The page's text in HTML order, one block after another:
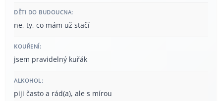
DĚTI DO BUDOUCNA:
ne, ty, co mám už stačí
KOUŘENÍ:
jsem pravidelný kuřák
ALKOHOL:
piji často a rád(a), ale s mírou